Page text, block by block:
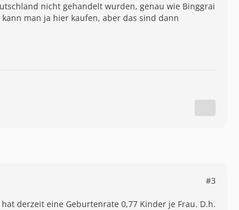
nicht gehandelt wurden, genau wie Binggrai
man ja hier kaufen, aber das sind dann
#3
derzeit eine Geburtenrate 0,77 Kinder je Frau. D.h.